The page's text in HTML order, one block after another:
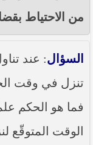
من الاحتياط
السؤال: عند
تنزل في وقت
فما هو الحكم
الوقت المتوقّع